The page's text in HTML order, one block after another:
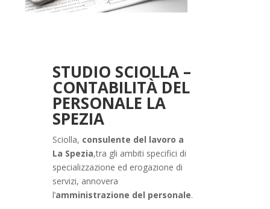
STUDIO SCIOLLA –
CONTABILITÀ DEL
PERSONALE LA
SPEZIA
Sciolla, consulente del lavoro a
La Spezia,tra gli ambiti specifici di
specializzazione ed erogazione di
servizi, annovera
l’amministrazione del personale.